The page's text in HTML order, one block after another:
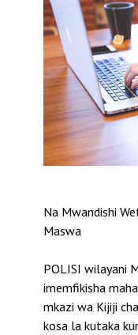
Na Mwandishi
Maswa
POLISI wilayani
imemfikisha
mkazi wa Kijiji
kosa la kutaka